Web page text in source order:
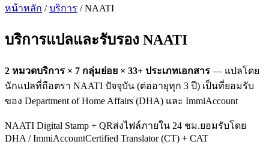
หน้าหลัก / บริการ / NAATI
บริการแปลและรับรอง NAATI
2 หมวดบริการ × 7 กลุ่มย่อย × 33+ ประเภทเอกสาร — แปลโดย
นักแปลที่ถือตรา NAATI ปัจจุบัน (ต่ออายุทุก 3 ปี) เป็นที่ยอมรับ
ของ Department of Home Affairs (DHA) และ ImmiAccount
NAATI Digital Stamp + QRส่งไฟล์ภายใน 24 ชม.ยอมรับโดย
DHA / ImmiAccountCertified Translator (CT) + CAT